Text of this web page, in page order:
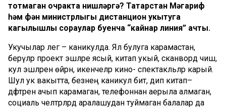
тотмаган очракта нишләргә? Татарстан Мәгариф
һәм фән министрлыгы дистанцион укытуга
кагылышлы сораулар буенча “кайнар линия” ачты.
Укучылар әлегә – каникулда. Ял булуга карамастан,
берәүләр проект эшләре ясый, китап укый, сканворд чишә,
кул эшләренә өйрәнә, икенчеләр кино- спектакльләр карый.
Шул ук вакытта, безнең каникул бит, дип китап–
дәфтәрен ачып карамаган, телефоннан аерыла алмаган,
социаль челтәрләрдә аралашудан туймаган балалар да